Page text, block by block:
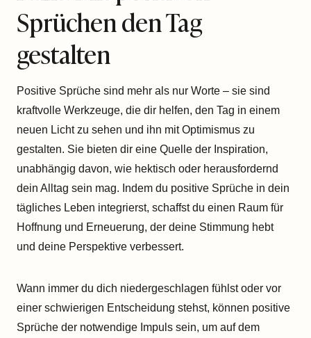
Sprüchen den Tag
gestalten
Positive Sprüche sind mehr als nur Worte – sie sind
kraftvolle Werkzeuge, die dir helfen, den Tag in einem
neuen Licht zu sehen und ihn mit Optimismus zu
gestalten. Sie bieten dir eine Quelle der Inspiration,
unabhängig davon, wie hektisch oder herausfordernd
dein Alltag sein mag. Indem du positive Sprüche in dein
tägliches Leben integrierst, schaffst du einen Raum für
Hoffnung und Erneuerung, der deine Stimmung hebt
und deine Perspektive verbessert.
Wann immer du dich niedergeschlagen fühlst oder vor
einer schwierigen Entscheidung stehst, können positive
Sprüche der notwendige Impuls sein, um auf dem